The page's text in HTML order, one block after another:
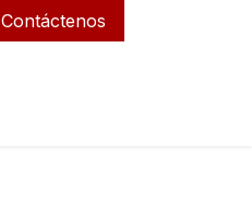
Contáctenos